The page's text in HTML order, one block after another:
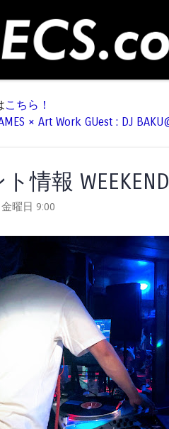
こちら！
× Art Work GUest : DJ
情報
曜日 9:00